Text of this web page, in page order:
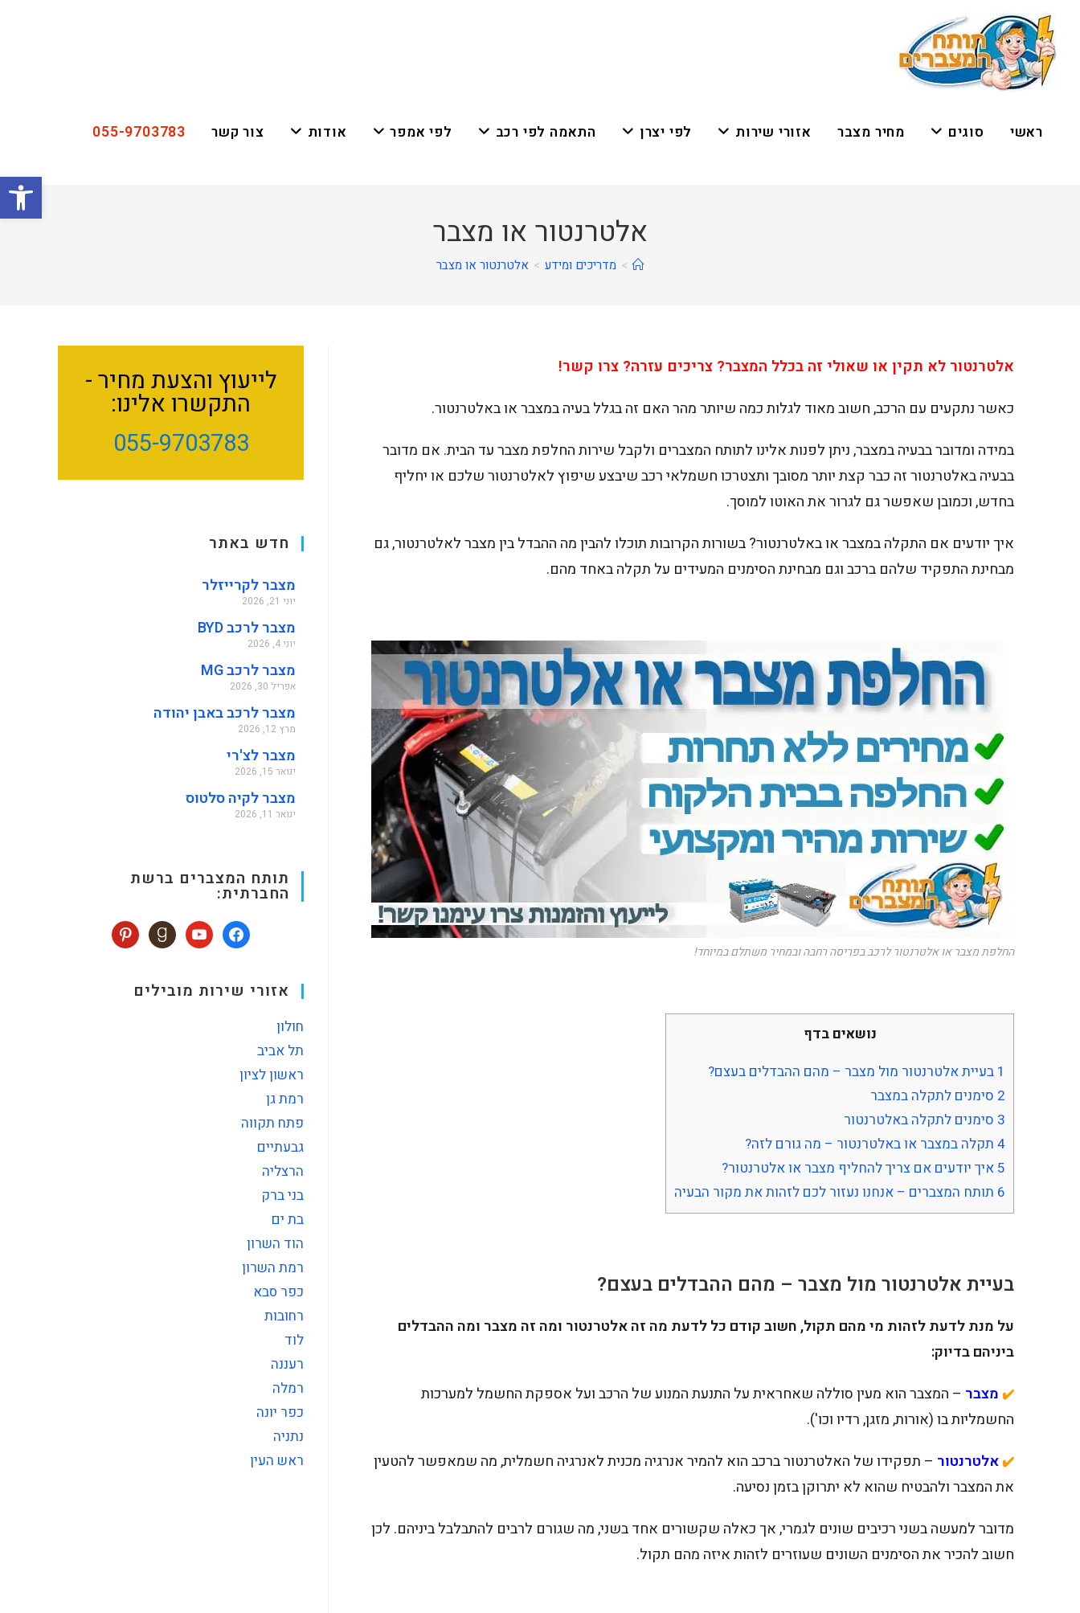
ראשי סוגים מחיר מצבר אזורי שירות לפי יצרן התאמה לפי רכב לפי אמפר אודות צור קשר 055-9703783
אלטרנטור או מצבר
> מדריכים ומידע > אלטרנטור או מצבר
אלטרנטור לא תקין או שאולי זה בכלל המצבר? צריכים עזרה? צרו קשר!
כאשר נתקעים עם הרכב, חשוב מאוד לגלות כמה שיותר מהר האם זה בגלל בעיה במצבר או באלטרנטור.
במידה ומדובר בבעיה במצבר, ניתן לפנות אלינו לתותח המצברים ולקבל שירות החלפת מצבר עד הבית. אם מדובר
בבעיה באלטרנטור זה כבר קצת יותר מסובך ותצטרכו חשמלאי רכב שיבצע שיפוץ לאלטרנטור שלכם או יחליף
בחדש, וכמובן שאפשר גם לגרור את האוטו למוסך.
איך יודעים אם התקלה במצבר או באלטרנטור? בשורות הקרובות תוכלו להבין מה ההבדל בין מצבר לאלטרנטור, גם
מבחינת התפקיד שלהם ברכב וגם מבחינת הסימנים המעידים על תקלה באחד מהם.
החלפת מצבר או אלטרנטור לרכב בפריסה רחבה ובמחיר משתלם במיוחד!
נושאים בדף
1 בעיית אלטרנטור מול מצבר – מהם ההבדלים בעצם?
2 סימנים לתקלה במצבר
3 סימנים לתקלה באלטרנטור
4 תקלה במצבר או באלטרנטור – מה גורם לזה?
5 איך יודעים אם צריך להחליף מצבר או אלטרנטור?
6 תותח המצברים – אנחנו נעזור לכם לזהות את מקור הבעיה
בעיית אלטרנטור מול מצבר – מהם ההבדלים בעצם?
על מנת לדעת לזהות מי מהם תקול, חשוב קודם כל לדעת מה זה אלטרנטור ומה זה מצבר ומה ההבדלים
ביניהם בדיוק:
✔️ מצבר – המצבר הוא מעין סוללה שאחראית על התנעת המנוע של הרכב ועל אספקת החשמל למערכות
החשמליות בו (אורות, מזגן, רדיו וכו').
✔️אלטרנטור – תפקידו של האלטרנטור ברכב הוא להמיר אנרגיה מכנית לאנרגיה חשמלית, מה שמאפשר להטעין
את המצבר ולהבטיח שהוא לא יתרוקן בזמן נסיעה.
מדובר למעשה בשני רכיבים שונים לגמרי, אך כאלה שקשורים אחד בשני, מה שגורם לרבים להתבלבל ביניהם. לכן
חשוב להכיר את הסימנים השונים שעוזרים לזהות איזה מהם תקול.
לייעוץ והצעת מחיר -
התקשרו אלינו:
055-9703783
חדש באתר
מצבר לקרייזלר
יוני 21, 2026
מצבר לרכב BYD
יוני 4, 2026
מצבר לרכב MG
אפריל 30, 2026
מצבר לרכב באבן יהודה
מרץ 12, 2026
מצבר לצ'רי
ינואר 15, 2026
מצבר לקיה סלטוס
ינואר 11, 2026
תותח המצברים ברשת
החברתית:
אזורי שירות מובילים
חולון
תל אביב
ראשון לציון
רמת גן
פתח תקווה
גבעתיים
הרצליה
בני ברק
בת ים
הוד השרון
רמת השרון
כפר סבא
רחובות
לוד
רעננה
רמלה
כפר יונה
נתניה
ראש העין